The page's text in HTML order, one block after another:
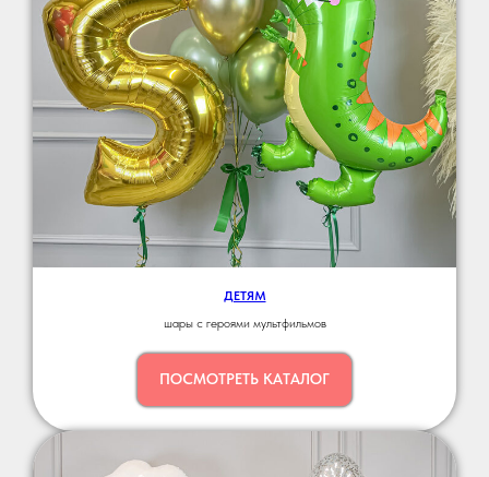
ДЕТЯМ
шары с героями мультфильмов
ПОСМОТРЕТЬ КАТАЛОГ